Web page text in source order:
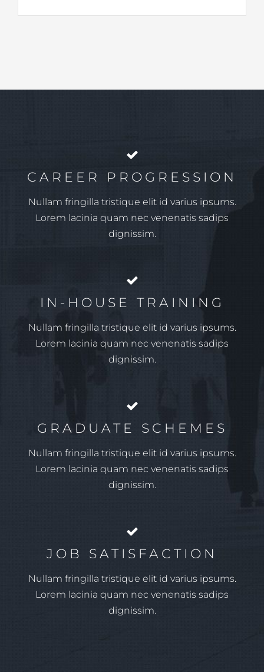
CAREER PROGRESSION
Nullam fringilla tristique elit id varius ipsums.
Lorem lacinia quam nec venenatis sadips
dignissim.
IN-HOUSE TRAINING
Nullam fringilla tristique elit id varius ipsums.
Lorem lacinia quam nec venenatis sadips
dignissim.
GRADUATE SCHEMES
Nullam fringilla tristique elit id varius ipsums.
Lorem lacinia quam nec venenatis sadips
dignissim.
JOB SATISFACTION
Nullam fringilla tristique elit id varius ipsums.
Lorem lacinia quam nec venenatis sadips
dignissim.